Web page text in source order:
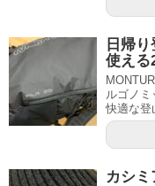
日帰
使える
ルゴノ
快適な登
カシ